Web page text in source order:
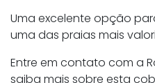
Uma excelente opção
uma das praias mais
Entre em contato com a
saiba mais sobre esta